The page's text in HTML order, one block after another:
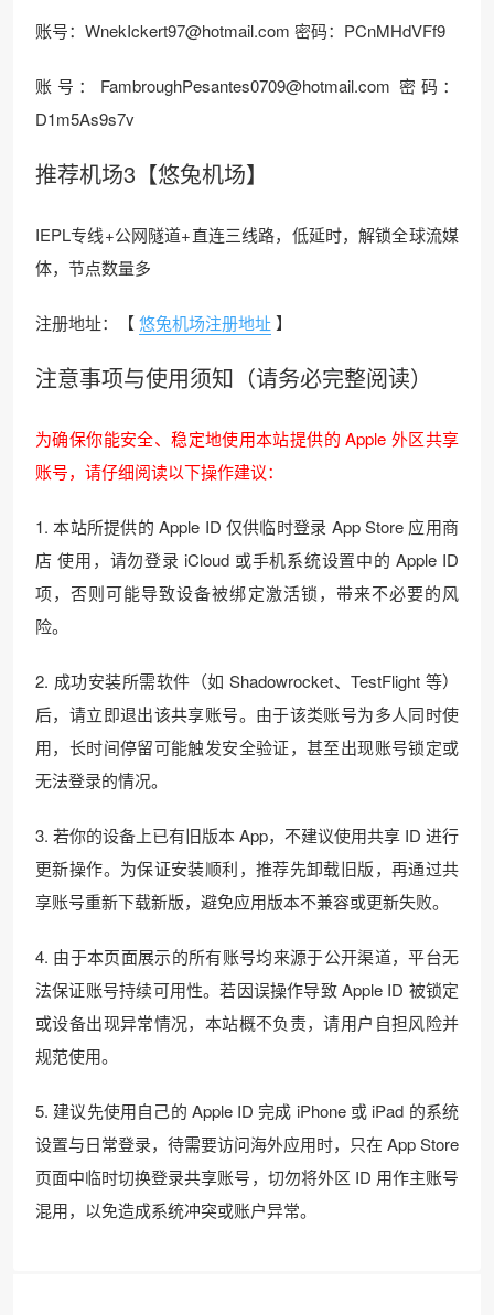
账号：WnekIckert97@hotmail.com 密码：PCnMHdVFf9
账号：FambroughPesantes0709@hotmail.com 密码：
D1m5As9s7v
推荐机场3【悠兔机场】
IEPL专线+公网隧道+直连三线路，低延时，解锁全球流媒
体，节点数量多
注册地址：【悠兔机场注册地址】
注意事项与使用须知（请务必完整阅读）
为确保你能安全、稳定地使用本站提供的 Apple 外区共享
账号，请仔细阅读以下操作建议：
1. 本站所提供的 Apple ID 仅供临时登录 App Store 应用商
店 使用，请勿登录 iCloud 或手机系统设置中的 Apple ID
项，否则可能导致设备被绑定激活锁，带来不必要的风
险。
2. 成功安装所需软件（如 Shadowrocket、TestFlight 等）
后，请立即退出该共享账号。由于该类账号为多人同时使
用，长时间停留可能触发安全验证，甚至出现账号锁定或
无法登录的情况。
3. 若你的设备上已有旧版本 App，不建议使用共享 ID 进行
更新操作。为保证安装顺利，推荐先卸载旧版，再通过共
享账号重新下载新版，避免应用版本不兼容或更新失败。
4. 由于本页面展示的所有账号均来源于公开渠道，平台无
法保证账号持续可用性。若因误操作导致 Apple ID 被锁定
或设备出现异常情况，本站概不负责，请用户自担风险并
规范使用。
5. 建议先使用自己的 Apple ID 完成 iPhone 或 iPad 的系统
设置与日常登录，待需要访问海外应用时，只在 App Store
页面中临时切换登录共享账号，切勿将外区 ID 用作主账号
混用，以免造成系统冲突或账户异常。